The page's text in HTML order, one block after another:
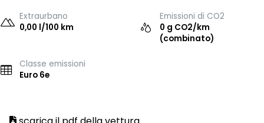
Extraurbano
0,00 l/100 km
Emissioni di CO2
0 g CO2/km
(combinato)
Classe emissioni
Euro 6e